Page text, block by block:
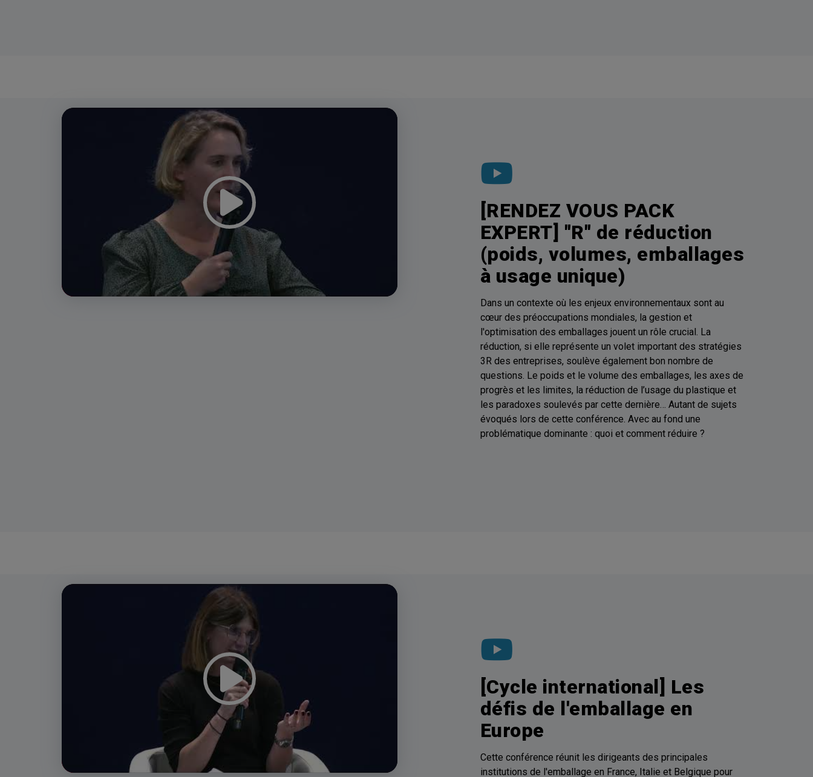
Video
[RENDEZ VOUS PACK
EXPERT] "R" de réduction
(poids, volumes, emballages
à usage unique)
Dans un contexte où les enjeux environnementaux sont au
cœur des préoccupations mondiales, la gestion et
l'optimisation des emballages jouent un rôle crucial. La
réduction, si elle représente un volet important des stratégies
3R des entreprises, soulève également bon nombre de
questions. Le poids et le volume des emballages, les axes de
progrès et les limites, la réduction de l’usage du plastique et
les paradoxes soulevés par cette dernière… Autant de sujets
évoqués lors de cette conférence. Avec au fond une
problématique dominante : quoi et comment réduire ?
Video
[Cycle international] Les
défis de l'emballage en
Europe
Cette conférence réunit les dirigeants des principales
institutions de l'emballage en France, Italie et Belgique pour